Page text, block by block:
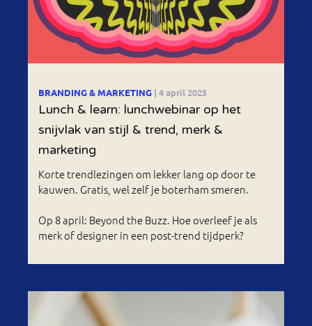
BRANDING & MARKETING | 4 april 2025
Lunch & learn: lunchwebinar op het
snijvlak van stijl & trend, merk &
marketing
Korte trendlezingen om lekker lang op door te
kauwen. Gratis, wel zelf je boterham smeren.
Op 8 april: Beyond the Buzz. Hoe overleef je als
merk of designer in een post-trend tijdperk?